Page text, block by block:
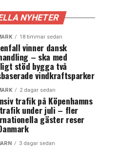
NYHETER
18 timmar sedan
vinner dansk
– ska med
stöd bygga två
vindkraftsparker
2 dagar sedan
trafik på Köpenhamns
under juli – fler
gäster reser
3 dagar sedan